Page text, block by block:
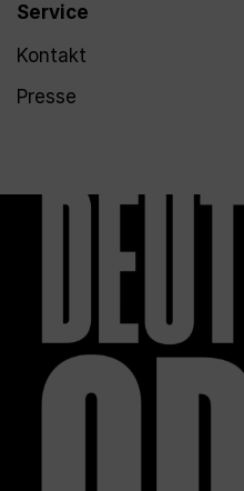
Service
Kontakt
Presse